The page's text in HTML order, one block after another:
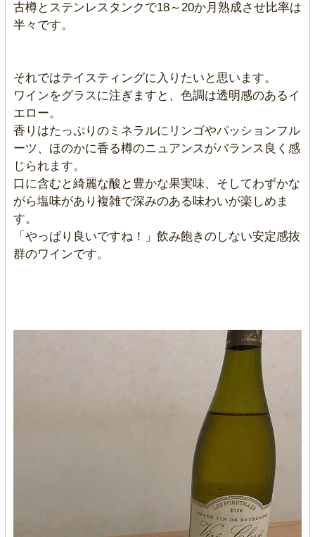
古樽とステンレスタンクで18～20か月熟成させ比率は
半々です。
それではテイスティングに入りたいと思います。
ワインをグラスに注ぎますと、色調は透明感のあるイ
エロー。
香りはたっぷりのミネラルにリンゴやパッションフル
ーツ、ほのかに香る樽のニュアンスがバランス良く感
じられます。
口に含むと綺麗な酸と豊かな果実味、そしてわずかな
がら塩味があり複雑で深みのある味わいが楽しめま
す。
「やっぱり良いですね！」飲み飽きのしない安定感抜
群のワインです。